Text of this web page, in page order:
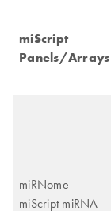
miScript
Panels/Arrays
miRNome
miScript miRNA